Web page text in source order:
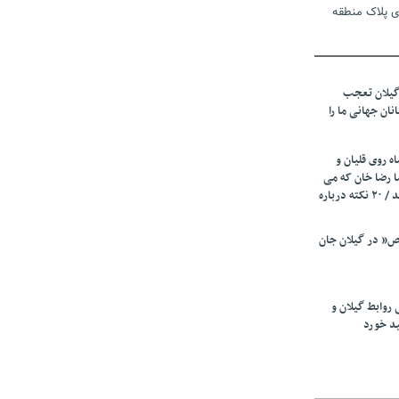
پلاک منطقه
دوم تأمین
اتفاقی در
شده
نیست،
نیازمند
تعجب
جهانی ما را
روی قلیان و
رضا خان که می
رفت همه شاد بودند / ۲۰ نکته درباره
در گیلان جان
روابط گیلان و
خورد